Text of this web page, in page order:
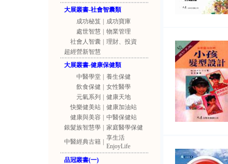
大展叢書-社會智囊類
成功秘笈
成功寶庫
處世智慧
物業管理
社會人智囊
理財、投資
超經營新智慧
大展叢書-健康保健類
中醫學堂
養生保健
飲食保健
女性醫學
元氣系列
健康天地
快樂健美站
健康加油站
健康與美容
中醫保健站
銀髮族智慧學
家庭醫學保健
中醫經典古籍
享生活
EnjoyLife
品冠叢書(一)